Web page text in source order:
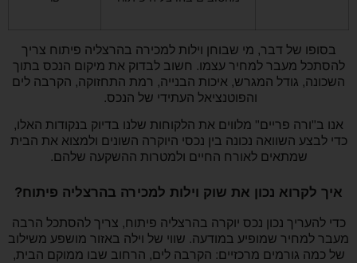
בסופו של דבר, מי שבוחן וילות למכירה בהרצליה פיתוח צריך
להסתכל מעבר למחיר עצמו. חשוב לבדוק את מיקום הנכס בתוך
השכונה, גודל המגרש, איכות הבנייה, רמת התחזוקה, הקרבה לים
והפוטנציאל העתידי של הנכס.
אנו ב"ורה פריים" מלווים את הלקוחות שלנו בדיוק בנקודות האלו,
כדי לבצע השוואה נכונה בין נכסי היוקרה השונים ולמצוא את הבית
שמתאים לאורח החיים ולמטרות ההשקעה שלהם.
איך לקרוא נכון את שוק וילות למכירה בהרצליה פיתוח?
כדי להעריך נכון נכס יוקרה בהרצליה פיתוח, צריך להסתכל הרבה
מעבר למחיר שמופיע במודעה. שווי של וילה באזור מושפע משילוב
של כמה גורמים מרכזיים: הקרבה לים, הרחוב שבו ממוקם הבית,